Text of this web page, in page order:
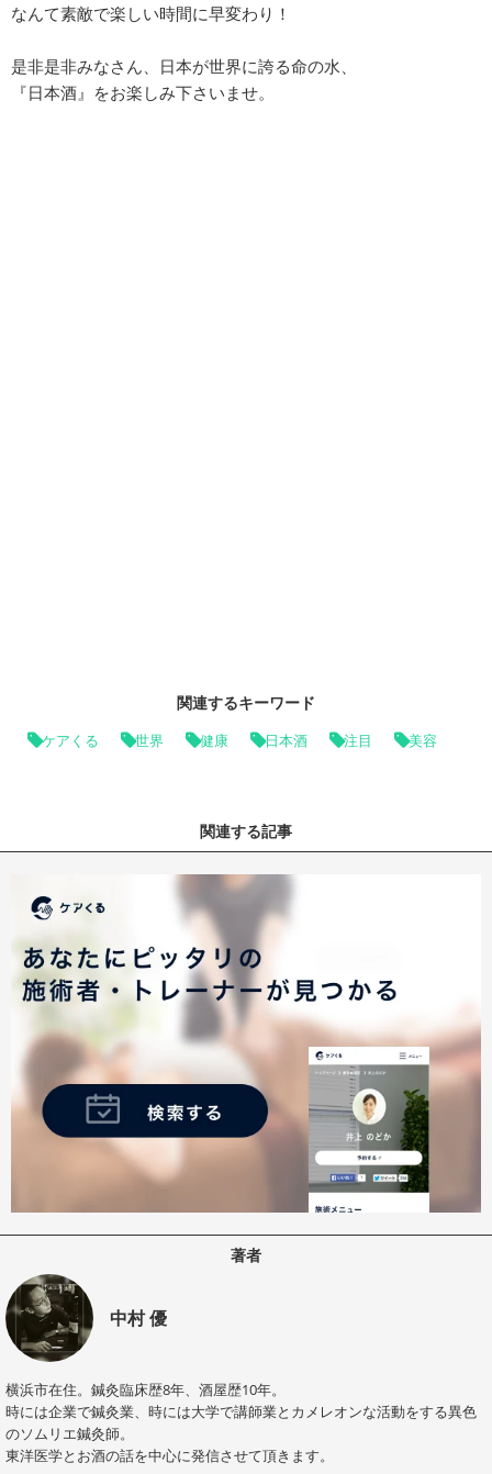
なんて素敵で楽しい時間に早変わり！
是非是非みなさん、日本が世界に誇る命の水、
『日本酒』をお楽しみ下さいませ。
関連するキーワード
ケアくる 世界 健康 日本酒 注目 美容
関連する記事
著者
中村 優
横浜市在住。鍼灸臨床歴8年、酒屋歴10年。
時には企業で鍼灸業、時には大学で講師業とカメレオンな活動をする異色
のソムリエ鍼灸師。
東洋医学とお酒の話を中心に発信させて頂きます。